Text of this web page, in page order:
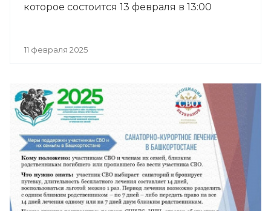
которое состоится 13 февраля в 13:00
11 февраля 2025